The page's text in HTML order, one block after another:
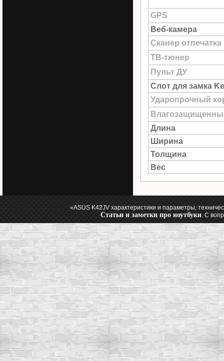
GPS
Веб-камера
Сканер
ТВ-тюнер
Пульт ДУ
Слот для замка
Ударопрочный
Длина
Ширина
Толщина
Вес
«ASUS K42JV характеристики и параметры,
Статьи и заметки про ноутбуки. С